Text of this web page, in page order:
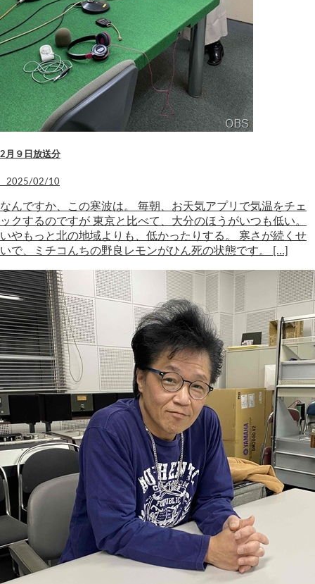
2月９日放送分
2025/02/10
なんですか、この寒波は。 毎朝、お天気アプリで気温をチェ
ックするのですが 東京と比べて、大分のほうがいつも低い。
いやもっと北の地域よりも、低かったりする。 寒さが続くせ
いで、ミチコんちの野良レモンがひん死の状態です。 […]